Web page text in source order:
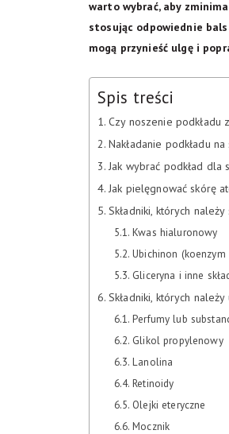
warto wybrać, aby
stosując odpowiednie
mogą przynieść ulgę i
Spis treści
Czy noszenie podkładu
Nakładanie podkładu
Jak wybrać podkład dla
Jak pielęgnować skórę
Składniki, których należy
Kwas hialuronowy
Ubichinon (koenzym
Gliceryna i inne
Składniki, których należy
Perfumy lub
Glikol propylenowy
Lanolina
Retinoidy
Olejki eteryczne
Mocznik